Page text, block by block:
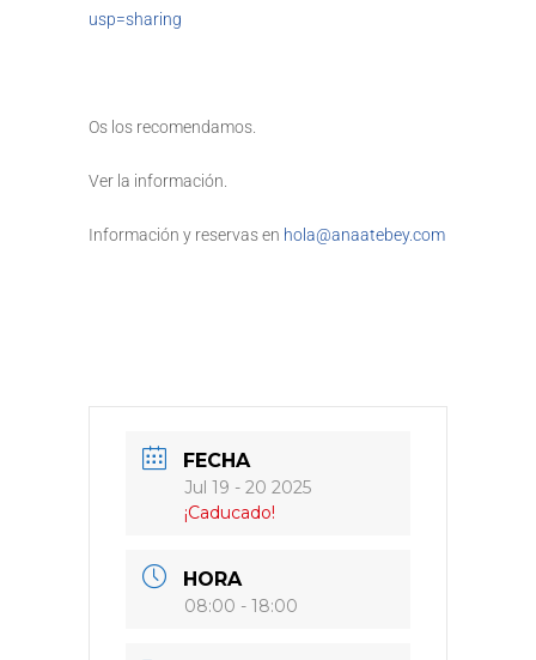
usp=sharing
Os los recomendamos.
Ver la información.
Información y reservas en hola@anaatebey.com
FECHA
Jul 19 - 20 2025
¡Caducado!
HORA
08:00 - 18:00